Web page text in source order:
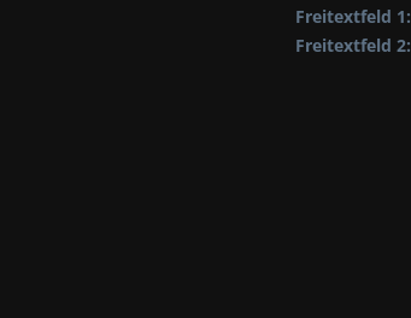
Freitextfeld 1:
Freitextfeld 2: